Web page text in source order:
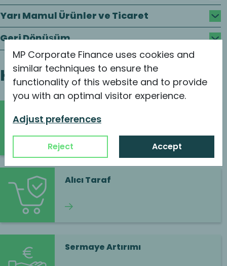
MP Corporate Finance uses cookies and
similar techniques to ensure the
functionality of this website and to provide
you with an optimal visitor experience.
Adjust preferences
Reject Accept
Yarı Mamul Ürünler ve Ticaret
Geri Dönüşüm
Hizmetler
Okumaya devam et
Alıcı Taraf
Sermaye Artırımı